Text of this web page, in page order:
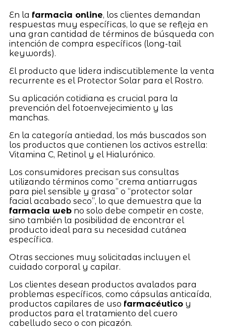
En la farmacia online, los clientes demandan
respuestas muy específicas, lo que se refleja en
una gran cantidad de términos de búsqueda con
intención de compra específicos (long-tail
keywords).
El producto que lidera indiscutiblemente la venta
recurrente es el Protector Solar para el Rostro.
Su aplicación cotidiana es crucial para la
prevención del fotoenvejecimiento y las
manchas.
En la categoría antiedad, los más buscados son
los productos que contienen los activos estrella:
Vitamina C, Retinol y el Hialurónico.
Los consumidores precisan sus consultas
utilizando términos como “crema antiarrugas
para piel sensible y grasa” o “protector solar
facial acabado seco”, lo que demuestra que la
farmacia webno solo debe competir en coste,
sino también la posibilidad de encontrar el
producto ideal para su necesidad cutánea
específica.
Otras secciones muy solicitadas incluyen el
cuidado corporal y capilar.
Los clientes desean productos avalados para
problemas específicos, como cápsulas anticaída,
productos capilares de uso farmacéuticoy
productos para el tratamiento del cuero
cabelludo seco o con picazón.